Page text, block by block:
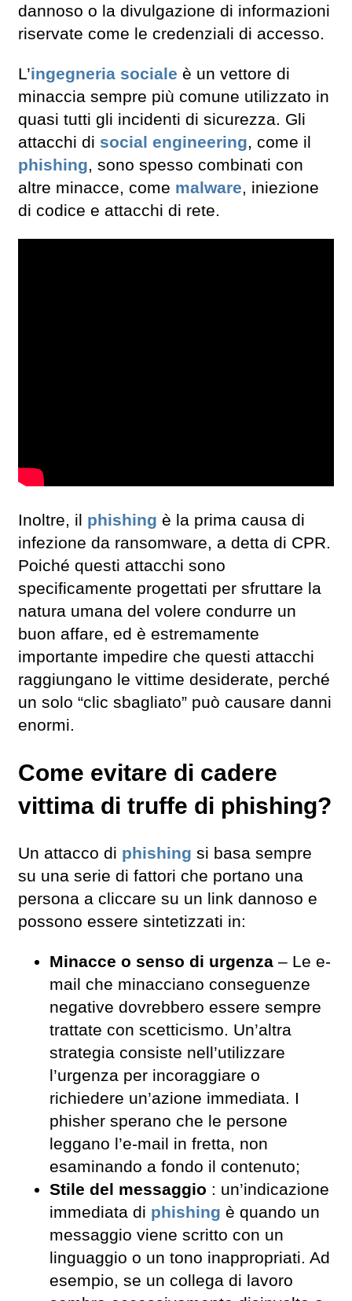
dannoso o la divulgazione di informazioni
riservate come le credenziali di accesso.
L’ingegneria sociale è un vettore di
minaccia sempre più comune utilizzato in
quasi tutti gli incidenti di sicurezza. Gli
attacchi di social engineering, come il
phishing, sono spesso combinati con
altre minacce, come malware, iniezione
di codice e attacchi di rete.
Inoltre, il phishing è la prima causa di
infezione da ransomware, a detta di CPR.
Poiché questi attacchi sono
specificamente progettati per sfruttare la
natura umana del volere condurre un
buon affare, ed è estremamente
importante impedire che questi attacchi
raggiungano le vittime desiderate, perché
un solo “clic sbagliato” può causare danni
enormi.
Come evitare di cadere
vittima di truffe di phishing?
Un attacco di phishing si basa sempre
su una serie di fattori che portano una
persona a cliccare su un link dannoso e
possono essere sintetizzati in:
Minacce o senso di urgenza – Le e-
mail che minacciano conseguenze
negative dovrebbero essere sempre
trattate con scetticismo. Un’altra
strategia consiste nell’utilizzare
l’urgenza per incoraggiare o
richiedere un’azione immediata. I
phisher sperano che le persone
leggano l’e-mail in fretta, non
esaminando a fondo il contenuto;
Stile del messaggio : un’indicazione
immediata di phishing è quando un
messaggio viene scritto con un
linguaggio o un tono inappropriati. Ad
esempio, se un collega di lavoro